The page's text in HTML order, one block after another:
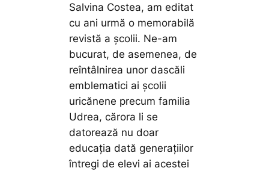
Salvina Costea, am editat
cu ani urmă o memorabilă
revistă a școlii. Ne-am
bucurat, de asemenea, de
reîntâlnirea unor dascăli
emblematici ai școlii
uricănene precum familia
Udrea, cărora li se
datorează nu doar
educația dată generațiilor
întregi de elevi ai acestei